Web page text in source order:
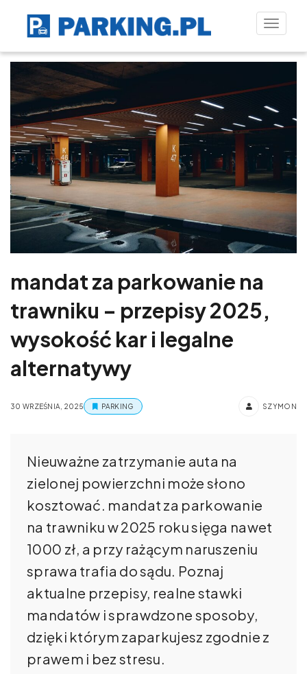
Toggle
mandat za parkowanie na
trawniku – przepisy 2025,
wysokość kar i legalne
alternatywy
30 WRZEŚNIA, 2025 PARKING SZYMON
Nieuważne zatrzymanie auta na
zielonej powierzchni może słono
kosztować. mandat za parkowanie
na trawniku w 2025 roku sięga nawet
1000 zł, a przy rażącym naruszeniu
sprawa trafia do sądu. Poznaj
aktualne przepisy, realne stawki
mandatów i sprawdzone sposoby,
dzięki którym zaparkujesz zgodnie z
prawem i bez stresu.